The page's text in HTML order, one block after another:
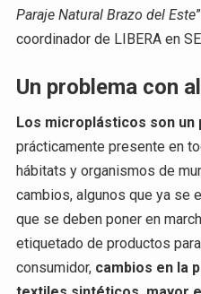
Paraje Natural Brazo del Este
coordinador de LIBERA en
Un problema con
Los microplásticos son un
prácticamente presente en
hábitats y organismos de
cambios, algunos que ya se
que se deben poner en
etiquetado de productos
consumidor, cambios en la